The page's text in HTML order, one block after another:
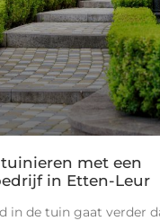
met een
in Etten-Leur
in de tuin gaat verder